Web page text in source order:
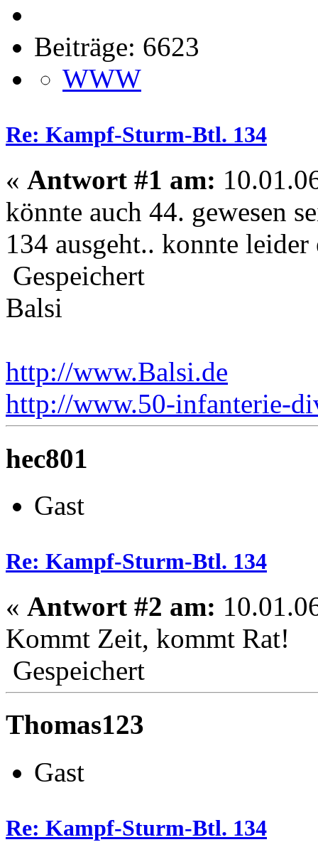
Beiträge: 6623
WWW
Re: Kampf-Sturm-Btl. 134
« Antwort #1 am:
könnte auch 44. gewesen
134 ausgeht.. konnte
Gespeichert
Balsi
http://www.Balsi.de
http://www.50-infanterie-
hec801
Gast
Re: Kampf-Sturm-Btl. 134
« Antwort #2 am:
Kommt Zeit, kommt Rat!
Gespeichert
Thomas123
Gast
Re: Kampf-Sturm-Btl. 134